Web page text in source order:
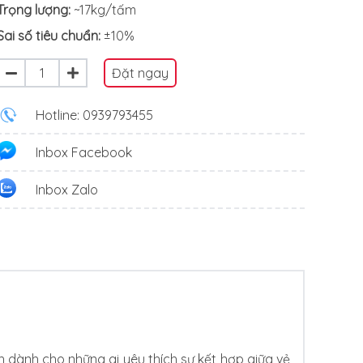
lượng: ~17kg/tấm
số tiêu chuẩn: ±10%
Đặt ngay
Hotline: 0939793455
Inbox Facebook
Inbox Zalo
cho những ai yêu thích sự kết hợp giữa vẻ